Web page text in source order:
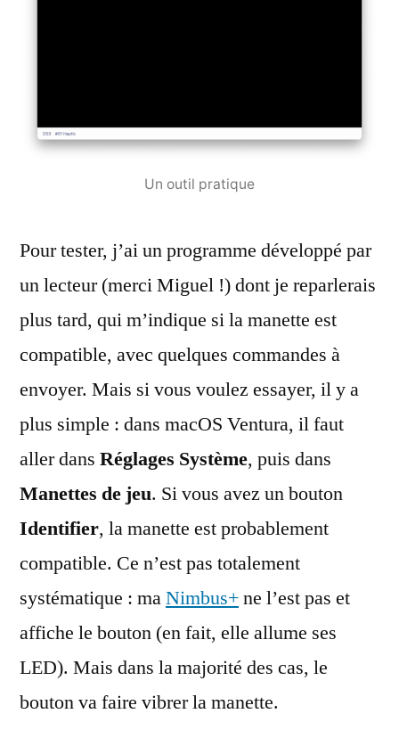
Un outil pratique
Pour tester, j’ai un programme développé par
un lecteur (merci Miguel !) dont je reparlerais
plus tard, qui m’indique si la manette est
compatible, avec quelques commandes à
envoyer. Mais si vous voulez essayer, il y a
plus simple : dans macOS Ventura, il faut
aller dans Réglages Système, puis dans
Manettes de jeu. Si vous avez un bouton
Identifier, la manette est probablement
compatible. Ce n’est pas totalement
systématique : maNimbus+ne l’est pas et
affiche le bouton (en fait, elle allume ses
LED). Mais dans la majorité des cas, le
bouton va faire vibrer la manette.